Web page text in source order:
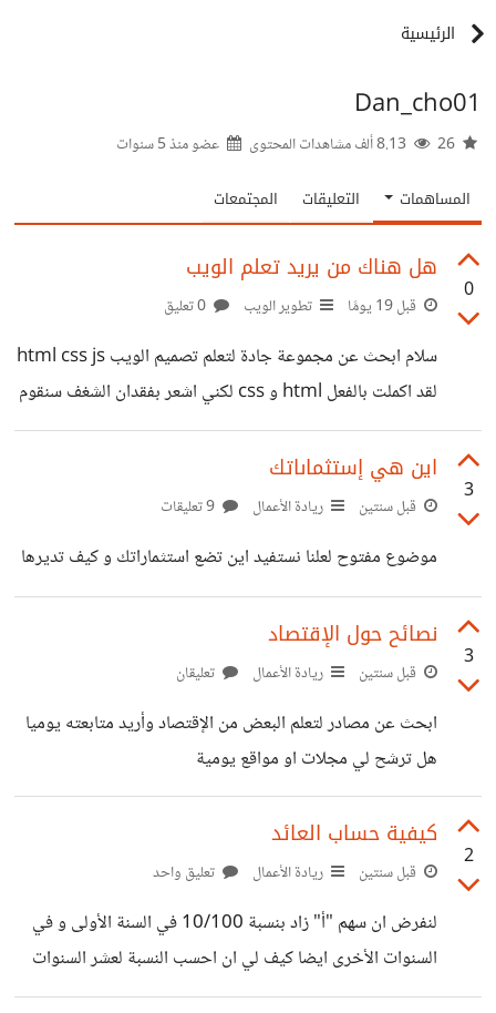
الرئيسية
Dan_cho01
عضو منذ5 سنوات
المساهمات التعليقات المجتمعات
0
هل هناك من يريد تعلم الويب
قبل 19 يومًا تطوير الويب
سلام ابحث عن مجموعة جادة لتعلم تصميم الويب html css js
لقد اكملت بالفعل html و css لكني اشعر بفقدان الشغف سنقوم
بالتعلم من الصفر و ننتقل بعدها لبرمجة صفحات هبوط
3
اين هي إستثماىاتك
قبل سنتين ريادة الأعمال
موضوع مفتوح لعلنا نستفيد اين تضع استثماراتك و كيف تديرها
3
نصائح حول الإقتصاد
قبل سنتين ريادة الأعمال تعليقان
ابحث عن مصادر لتعلم البعض من الإقتصاد وأريد متابعته يوميا
هل ترشح لي مجلات او مواقع يومية
2
كيفية حساب العائد
قبل سنتين ريادة الأعمال تعليق واحد
لنفرض ان سهم "أ" زاد بنسبة 10/100 في السنة الأولى و في
السنوات الأخرى ايضا كيف لي ان احسب النسبة لعشر السنوات
القادمة ولنفرض ان السهم "ب "إرتفع بنسبة 10 /100 في السنة